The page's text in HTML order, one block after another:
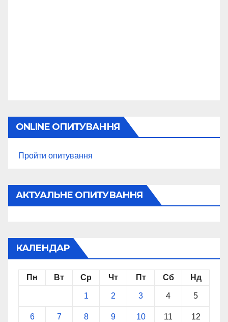
ONLINE ОПИТУВАННЯ
Пройти опитування
АКТУАЛЬНЕ ОПИТУВАННЯ
КАЛЕНДАР
Пн Вт Ср Чт Пт Сб Нд
1 2 3 4 5
6 7 8 9 10 11 12